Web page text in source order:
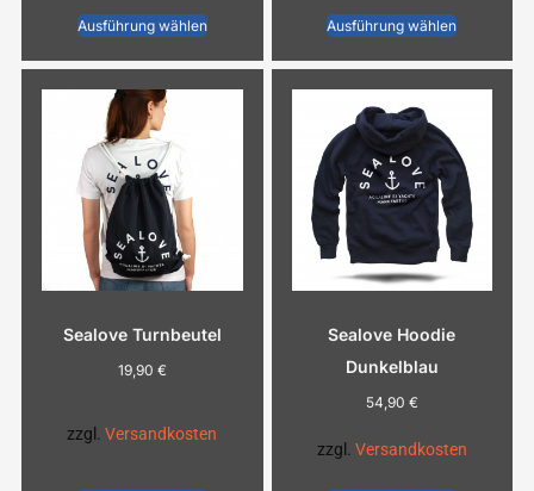
Ausführung wählen Ausführung wählen
Sealove Turnbeutel
19,90 €
zzgl.Versandkosten
Sealove Hoodie
Dunkelblau
54,90 €
zzgl. Versandkosten